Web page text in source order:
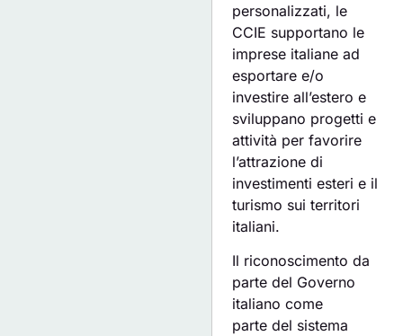
personalizzati, le
CCIE supportano le
imprese italiane ad
esportare e/o
investire all’estero e
sviluppano progetti e
attività per favorire
l’attrazione di
investimenti esteri e il
turismo sui territori
italiani.
Il riconoscimento da
parte del Governo
italiano come
parte del sistema